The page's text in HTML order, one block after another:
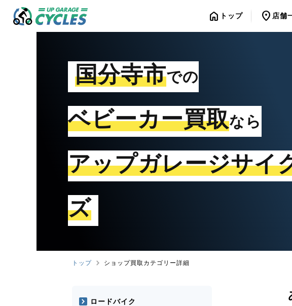
home トップ location_on 店舗
国分寺市での
ベビーカー買取なら
アップガレージサイ
ズ
トップ ショップ買取カテゴリー詳細
ロードバイク